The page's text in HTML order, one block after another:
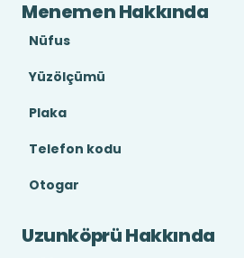
Menemen Hakkında
Nüfus
Yüzölçümü
Plaka
Telefon kodu
Otogar
Uzunköprü Hakkında